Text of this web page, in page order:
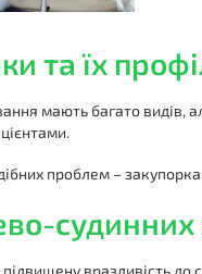
та їх
мають багато видів,
проблем – закупорка
вразливість до